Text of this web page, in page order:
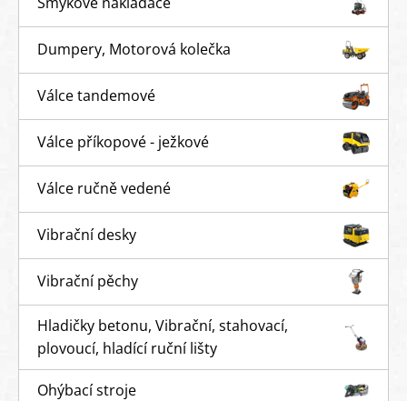
Dumpery, Motorová kolečka
Válce tandemové
Válce příkopové - ježkové
Válce ručně vedené
Vibrační desky
Vibrační pěchy
Hladičky betonu, Vibrační, stahovací,
plovoucí, hladící ruční lišty
Ohýbací stroje